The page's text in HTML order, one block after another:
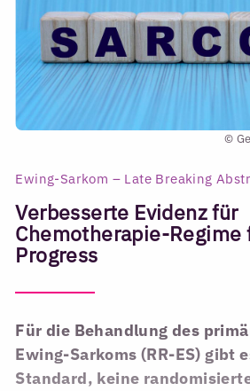
©
Ewing-Sarkom – Late Breaking
Verbesserte Evidenz für
Chemotherapie-Regime
Progress
Für die Behandlung des
Ewing-Sarkoms (RR-ES) gibt
Standard, keine